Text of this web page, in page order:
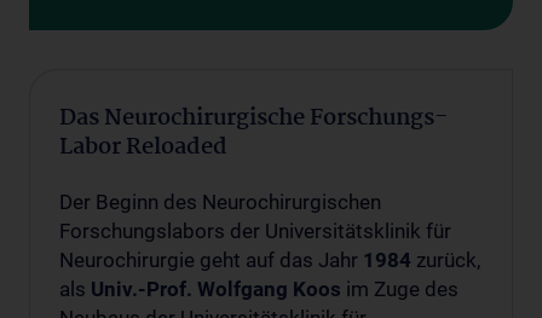
Das Neurochirurgische Forschungs-
Labor Reloaded
Der Beginn des Neurochirurgischen
Forschungslabors der Universitätsklinik für
Neurochirurgie geht auf das Jahr 1984 zurück,
als Univ.-Prof. Wolfgang Koos im Zuge des